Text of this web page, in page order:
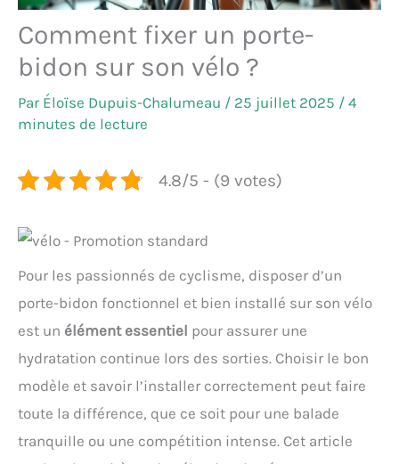
Comment fixer un porte-
bidon sur son vélo ?
Par Éloïse Dupuis-Chalumeau / 25 juillet 2025 / 4
minutes de lecture
4.8/5 - (9 votes)
Pour les passionnés de cyclisme, disposer d’un
porte-bidon fonctionnel et bien installé sur son vélo
est un élément essentiel pour assurer une
hydratation continue lors des sorties. Choisir le bon
modèle et savoir l’installer correctement peut faire
toute la différence, que ce soit pour une balade
tranquille ou une compétition intense. Cet article